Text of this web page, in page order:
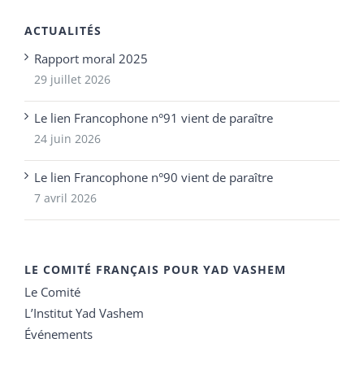
ACTUALITÉS
Rapport moral 2025
29 juillet 2026
Le lien Francophone n°91 vient de paraître
24 juin 2026
Le lien Francophone n°90 vient de paraître
7 avril 2026
LE COMITÉ FRANÇAIS POUR YAD VASHEM
Le Comité
L’Institut Yad Vashem
Événements